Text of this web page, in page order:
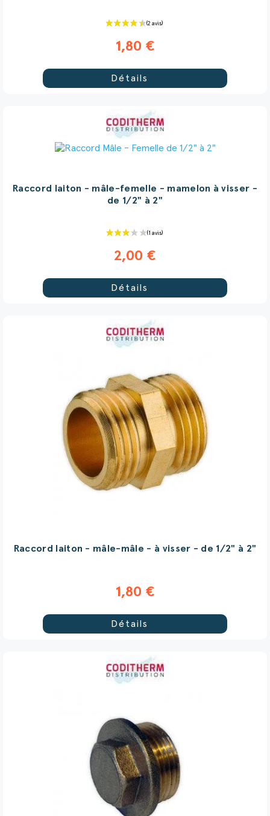
1,80 €
Détails
Raccord laiton - mâle-femelle - mamelon à visser -
de 1/2" à 2"
2,00 €
Détails
Raccord laiton - mâle-mâle - à visser - de 1/2" à 2"
1,80 €
Détails